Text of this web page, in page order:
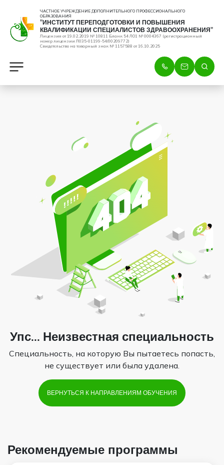
ЧАСТНОЕ УЧРЕЖДЕНИЕ ДОПОЛНИТЕЛЬНОГО ПРОФЕССИОНАЛЬНОГО
ОБРАЗОВАНИЯ
"ИНСТИТУТ ПЕРЕПОДГОТОВКИ И ПОВЫШЕНИЯ
КВАЛИФИКАЦИИ СПЕЦИАЛИСТОВ ЗДРАВООХРАНЕНИЯ"
Лицензия от 19.02.2019 № 10811 Бланк 54 ЛО1 № 0004367 (регистрационный
номер лицензии Л035-01199-54/00209772)
Свидетельство на товарный знак № 1157588 от 16.10.2025
Упс... Неизвестная специальность
Специальность, на которую Вы пытаетесь попасть,
не существует или была удалена.
ВЕРНУТЬСЯ К НАПРАВЛЕНИЯМ ОБУЧЕНИЯ
Рекомендуемые программы